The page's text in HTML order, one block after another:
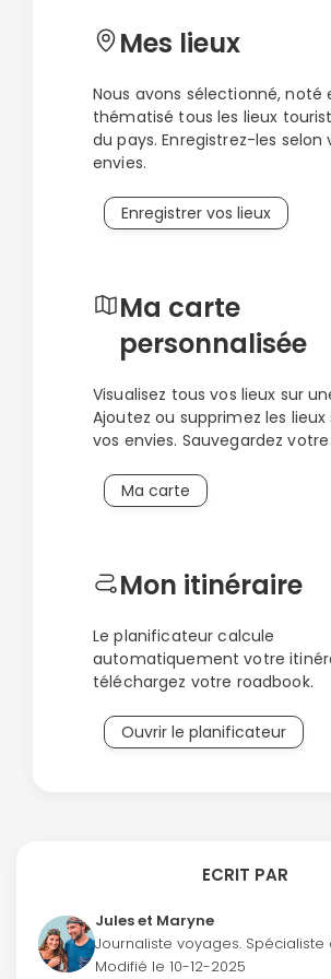
savoure et je vous recommande
prévoir plusieurs jours pour vous
coins secrets de cette île.
Mes lieux
Nous avons sélectionné, noté
thématisé tous les lieux
du pays. Enregistrez-les selon
envies.
Enregistrer vos lieux
Ma carte
personnalisée
Visualisez tous vos lieux sur
Ajoutez ou supprimez les lieux
vos envies. Sauvegardez
Ma carte
Mon itinéraire
Le planificateur calcule
automatiquement votre
téléchargez votre roadbook.
Ouvrir le planificateur
ECRIT PAR
Jules et Maryne
Journaliste voyages. Spécialiste
Modifié le 10-12-2025
confidentialité.